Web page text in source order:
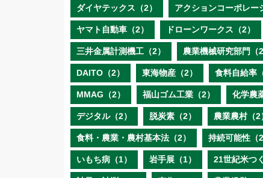
ダイヤテックス（2） アクションコーポレー
ヤマト自動車（2） ドローンワークス（2）
三井金属計測機工（2） 農業機械研究部門（2
DAITO（2） 東海物産（2） 食料自給率
MMAG（2） 福山ゴム工業（2） 化学農
デジタル（2） 脱炭素（2） 農業農村（2
食料・農業・農村基本法（2） 持続可能性（2
いもち病（1） 岩手展（1） 21世紀米つ